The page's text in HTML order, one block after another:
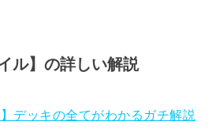
ル】の詳しい解説
デッキの全てがわかるガチ解説